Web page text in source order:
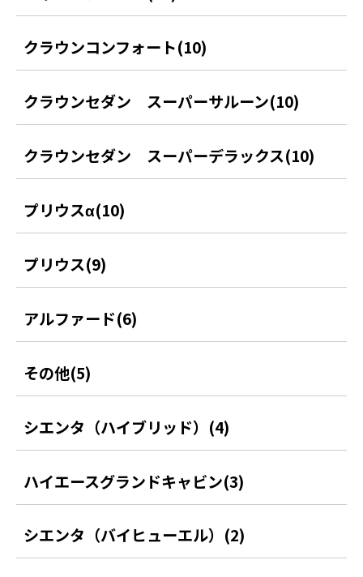
クラウンコンフォート(10)
クラウンセダン スーパーサルーン(10)
クラウンセダン スーパーデラックス(10)
プリウスα(10)
プリウス(9)
アルファード(6)
その他(5)
シエンタ（ハイブリッド）(4)
ハイエースグランドキャビン(3)
シエンタ（バイヒューエル）(2)